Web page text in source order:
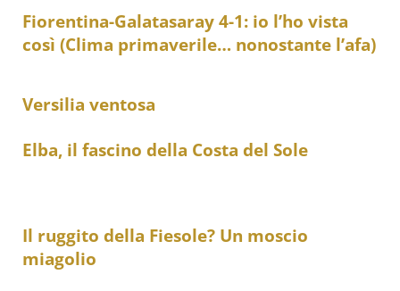
Fiorentina-Galatasaray 4-1: io l’ho vista
così (Clima primaverile… nonostante l’afa)
Versilia ventosa
Elba, il fascino della Costa del Sole
Il ruggito della Fiesole? Un moscio
miagolio